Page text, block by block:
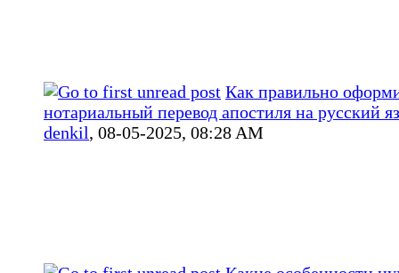
Как правильно
нотариальный перевод апостиля на русский
denkil, 08-05-2025, 08:28 AM